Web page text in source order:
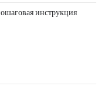
инструкция